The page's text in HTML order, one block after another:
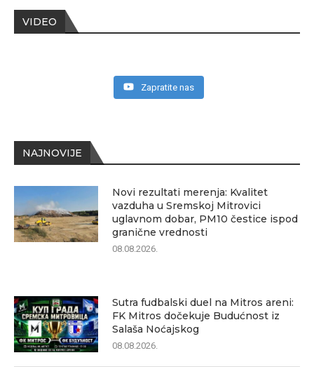
NAJNOVIJE
Novi rezultati merenja: Kvalitet
vazduha u Sremskoj Mitrovici
uglavnom dobar, PM10 čestice ispod
granične vrednosti
08.08.2026.
Sutra fudbalski duel na Mitros areni:
FK Mitros dočekuje Budućnost iz
Salaša Noćajskog
08.08.2026.
VIDEO
Zapratite nas